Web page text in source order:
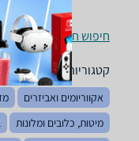
חיפוש חנויות צרכים
קטגוריות משלימות
אקווריומים ואביזרים
מיטות, כלובים ומלונות